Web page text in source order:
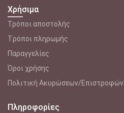
Χρήσιμα
Τρόποι αποστολής
Tρόποι πληρωμής
Παραγγελίες
Όροι χρήσης
Πολιτική Ακυρώσεων/Επιστροφών
Πληροφορίες